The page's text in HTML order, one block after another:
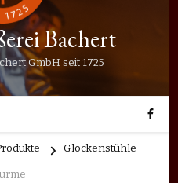
Bachert
GmbH seit 1725
Glockenstühle